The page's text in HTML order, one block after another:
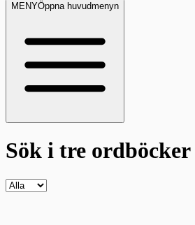
MENYÖppna huvudmenyn
Sök i tre ordböcker